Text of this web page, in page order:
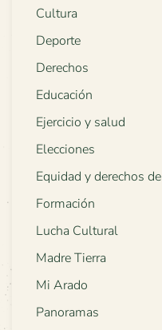
Cultura
Deporte
Derechos
Educación
Ejercicio y salud
Elecciones
Equidad y derechos
Formación
Lucha Cultural
Madre Tierra
Mi Arado
Panoramas